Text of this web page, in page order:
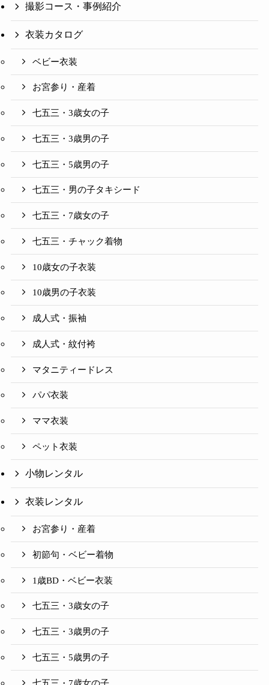
撮影コース・事例紹介
衣装カタログ
ベビー衣装
お宮参り・産着
七五三・3歳女の子
七五三・3歳男の子
七五三・5歳男の子
七五三・男の子タキシード
七五三・7歳女の子
七五三・チャック着物
10歳女の子衣装
10歳男の子衣装
成人式・振袖
成人式・紋付袴
マタニティードレス
パパ衣装
ママ衣装
ペット衣装
小物レンタル
衣装レンタル
お宮参り・産着
初節句・ベビー着物
1歳BD・ベビー衣装
七五三・3歳女の子
七五三・3歳男の子
七五三・5歳男の子
七五三・7歳女の子